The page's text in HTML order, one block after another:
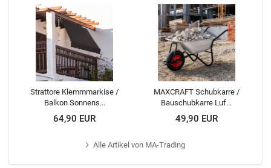
Strattore Klemmmarkise /
Balkon Sonnens...
64,90 EUR
MAXCRAFT Schubkarre /
Bauschubkarre Luf...
49,90 EUR
AlleArtikel von MA-Trading